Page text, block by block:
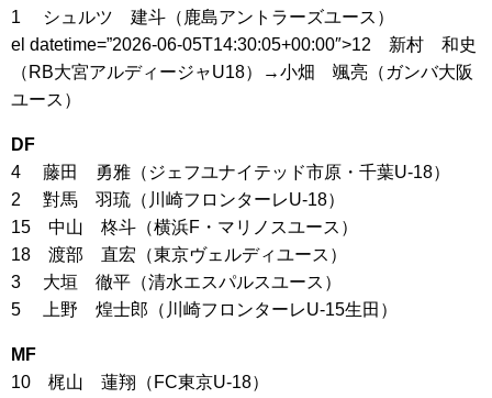
1 シュルツ 建斗（鹿島アントラーズユース）
el datetime=”2026-06-05T14:30:05+00:00″>12 新村 和史
（RB大宮アルディージャU18）→小畑 颯亮（ガンバ大阪
ユース）
DF
4 藤田 勇雅（ジェフユナイテッド市原・千葉U-18）
2 對馬 羽琉（川崎フロンターレU-18）
15 中山 柊斗（横浜F・マリノスユース）
18 渡部 直宏（東京ヴェルディユース）
3 大垣 徹平（清水エスパルスユース）
5 上野 煌士郎（川崎フロンターレU-15生田）
MF
10 梶山 蓮翔（FC東京U-18）